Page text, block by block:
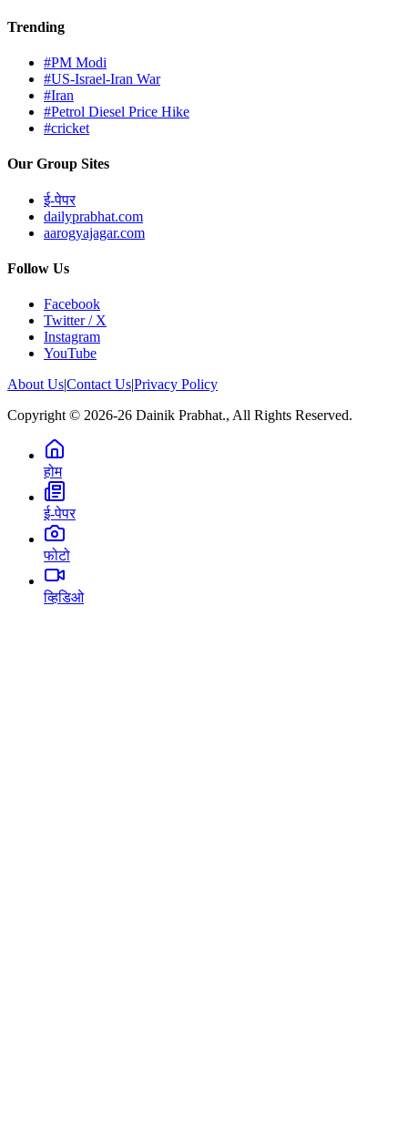
Trending
#PM Modi
#US-Israel-Iran War
#Iran
#Petrol Diesel Price Hike
#cricket
Our Group Sites
ई-पेपर
dailyprabhat.com
aarogyajagar.com
Follow Us
Facebook
Twitter / X
Instagram
YouTube
About Us|Contact Us|Privacy Policy
Copyright © 2026-26 Dainik Prabhat., All Rights Reserved.
होम
ई-पेपर
फोटो
व्हिडिओ